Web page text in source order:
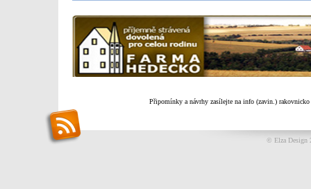
Připomínky a návrhy zasílejte na info (zavin.) rakovnicko
© Elza Design